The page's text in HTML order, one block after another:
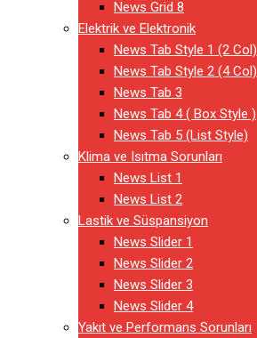
News Grid 8
Elektrik ve Elektronik
News Tab Style 1 (2 Col)
News Tab Style 2 (4 Col)
News Tab 3
News Tab 4 ( Box Style )
News Tab 5 (List Style)
Klima ve Isıtma Sorunları
News List 1
News List 2
Lastik ve Süspansiyon
News Slider 1
News Slider 2
News Slider 3
News Slider 4
Yakıt ve Performans Sorunları